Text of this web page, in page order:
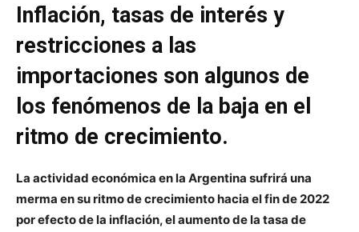
Inflación, tasas de interés y
restricciones a las
importaciones son algunos de
los fenómenos de la baja en el
ritmo de crecimiento.
La actividad económica en la Argentina sufrirá una
merma en su ritmo de crecimiento hacia el fin de 2022
por efecto de la inflación, el aumento de la tasa de